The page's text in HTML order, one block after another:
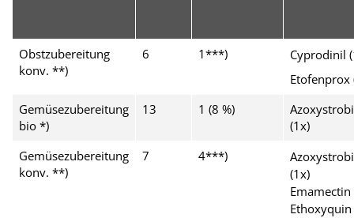
Obstzubereitung
konv. **)
6 1***)
Cyprodinil
Etofenprox
Gemüsezubereitung
bio *)
13 1 (8 %)
(1x)
Gemüsezubereitung
konv. **)
7 4***)
(1x)
Emamectin
Ethoxyquin